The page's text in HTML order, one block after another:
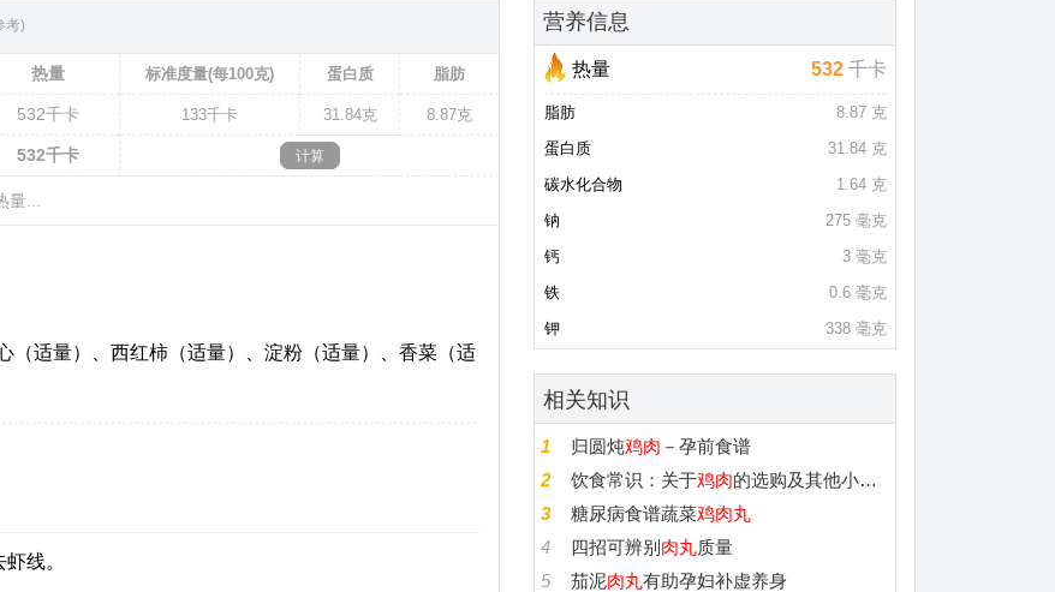
考)
热量 标准度量(每100克) 蛋白质 脂肪
532千卡 133千卡 31.84克 8.87克
532千卡
...
（适量）、西红柿（适量）、淀粉（适量）、香菜（适
线。
营养信息
热量 532千卡
脂肪
8.87 克
蛋白质
31.84 克
碳水化合物
1.64 克
钠
275 毫克
钙
3 毫克
铁
0.6 毫克
钾
338 毫克
相关知识
1 归圆炖鸡肉 －孕前食谱
2
饮食常识：关于鸡肉的选购及其他小常识
3
糖尿病食谱蔬菜鸡肉丸
4
四招可辨别 肉丸质量
5
茄泥肉丸有助孕妇补虚养身